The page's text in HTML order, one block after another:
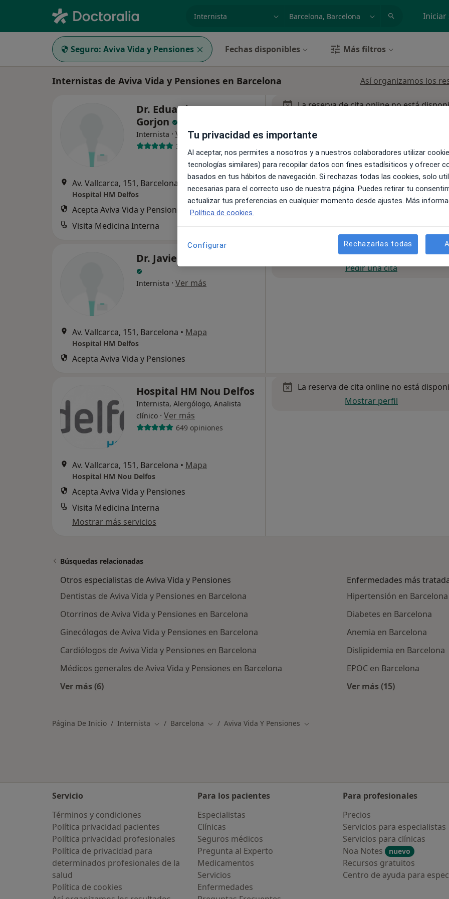
Iniciar
Seguro: Aviva Vida y Pensiones Fechas disponibles Más filtros
Internistas de Aviva Vida y Pensiones en Barcelona Así organizamos los
Dr. Eduardo Moreno
Gorjon
Internista · Ver más
3 opiniones
Av. Vallcarca, 151, Barcelona
Hospital HM Delfos
Acepta Aviva Vida y Pensiones
Visita Medicina Interna
La reserva de cita online no está
Dr. Javier Ramos Lázaro
Internista · Ver más
Av. Vallcarca, 151, Barcelona • Mapa
Hospital HM Delfos
Acepta Aviva Vida y Pensiones
La reserva de cita online no está
Pedir una cita
Hospital HM Nou Delfos
Internista, Alergólogo, Analista
clínico · Ver más
649 opiniones
Av. Vallcarca, 151, Barcelona • Mapa
Hospital HM Nou Delfos
Acepta Aviva Vida y Pensiones
Visita Medicina Interna
Mostrar más servicios
La reserva de cita online no está
Mostrar perfil
Búsquedas relacionadas
Otros especialistas de Aviva Vida y Pensiones
Dentistas de Aviva Vida y Pensiones en Barcelona
Otorrinos de Aviva Vida y Pensiones en Barcelona
Ginecólogos de Aviva Vida y Pensiones en Barcelona
Cardiólogos de Aviva Vida y Pensiones en Barcelona
Médicos generales de Aviva Vida y Pensiones en Barcelona
Ver más (6)
Enfermedades más
Hipertensión en Barcelona
Diabetes en Barcelona
Anemia en Barcelona
Dislipidemia en Barcelona
EPOC en Barcelona
Ver más (15)
Página De Inicio Internista Cambiar de ciudad
Barcelona Cambiar de ciudad
Aviva Vida Y Pensiones Cambiar de ciudad
Servicio
Términos y condiciones
Política privacidad pacientes
Política privacidad profesionales
Política de privacidad para
determinados profesionales de la
salud
Política de cookies
Para los pacientes
Especialistas
Clínicas
Seguros médicos
Pregunta al Experto
Medicamentos
Servicios
Enfermedades
Para profesionales
Precios
Servicios para especialistas
Servicios para clínicas
Noa Notes
nuevo
Recursos gratuitos
Centro de ayuda para
Tu privacidad es importante
Al aceptar, nos permites a nosotros y a nuestros colaboradores utilizar
tecnologías similares) para recopilar datos con fines estadísiticos y ofrecer
basados en tus hábitos de navegación. Si rechazas todas las cookies, solo
necesarias para el correcto uso de nuestra página. Puedes retirar tu
actualizar tus preferencias en cualquier momento desde ajustes. Más
Política de cookies.
Configurar Rechazarlas todas